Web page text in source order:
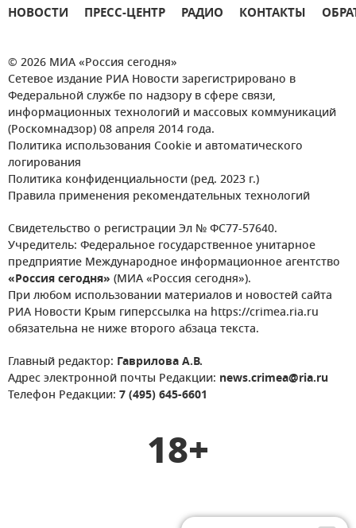
НОВОСТИ ПРЕСС-ЦЕНТР РАДИО КОНТАКТЫ
© 2026 МИА «Россия сегодня»
Сетевое издание РИА Новости зарегистрировано в
Федеральной службе по надзору в сфере связи,
информационных технологий и массовых коммуникаций
(Роскомнадзор) 08 апреля 2014 года.
Политика использования Cookie и автоматического
логирования
Политика конфиденциальности (ред. 2023 г.)
Правила применения рекомендательных технологий
Свидетельство о регистрации Эл № ФС77-57640.
Учредитель: Федеральное государственное унитарное
предприятие Международное информационное агентство
«Россия сегодня» (МИА «Россия сегодня»).
При любом использовании материалов и новостей сайта
РИА Новости Крым гиперссылка на https://crimea.ria.ru
обязательна не ниже второго абзаца текста.
Главный редактор: Гаврилова А.В.
Адрес электронной почты Редакции: news.crimea@ria.ru
Телефон Редакции: 7 (495) 645-6601
18+